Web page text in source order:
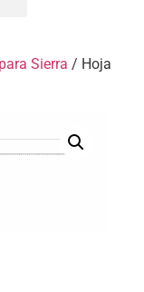
Sierra / Hoja